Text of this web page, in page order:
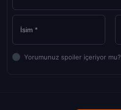
Yorumunuz spoiler içeriyor mu?